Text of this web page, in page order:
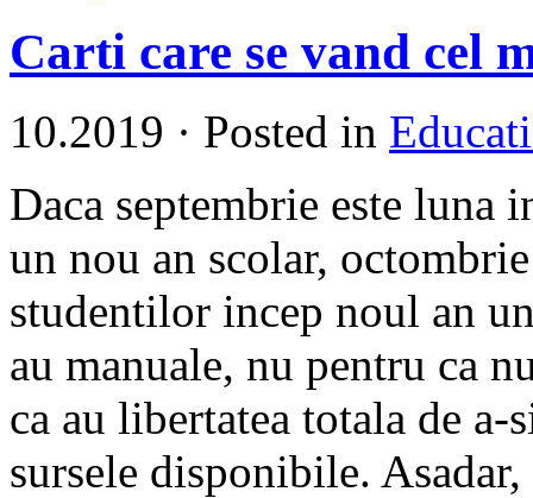
Carti care se vand cel
10.2019 · Posted in
Daca septembrie este luna
un nou an scolar,
studentilor incep noul an
au manuale, nu pentru ca
ca au libertatea totala de
sursele disponibile. Asadar,